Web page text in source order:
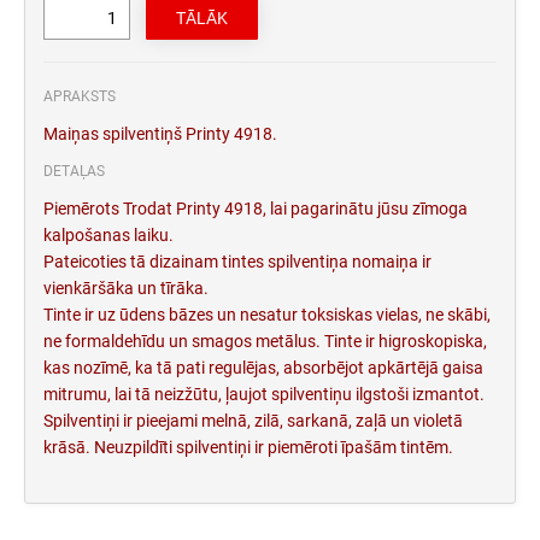
APRAKSTS
Maiņas spilventiņš Printy 4918.
DETAĻAS
Piemērots Trodat Printy 4918, lai pagarinātu jūsu zīmoga
kalpošanas laiku.
Pateicoties tā dizainam tintes spilventiņa nomaiņa ir
vienkāršāka un tīrāka.
Tinte ir uz ūdens bāzes un nesatur toksiskas vielas, ne skābi,
ne formaldehīdu un smagos metālus. Tinte ir higroskopiska,
kas nozīmē, ka tā pati regulējas, absorbējot apkārtējā gaisa
mitrumu, lai tā neizžūtu, ļaujot spilventiņu ilgstoši izmantot.
Spilventiņi ir pieejami melnā, zilā, sarkanā, zaļā un violetā
krāsā. Neuzpildīti spilventiņi ir piemēroti īpašām tintēm.